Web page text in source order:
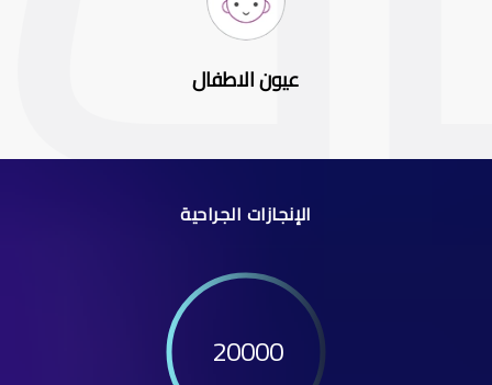
عيون الاطفال
الإنجازات الجراحية
20000